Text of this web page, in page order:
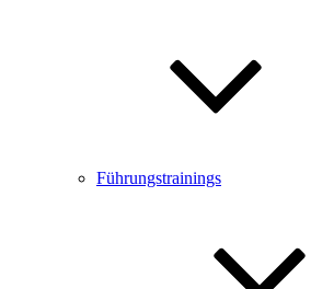
Führungstrainings